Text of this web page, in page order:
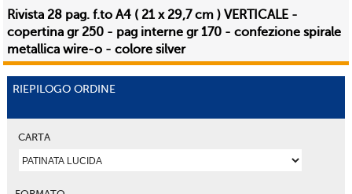
Rivista 28 pag. f.to A4 ( 21 x 29,7 cm ) VERTICALE -
copertina gr 250 - pag interne gr 170 - confezione spirale
metallica wire-o - colore silver
RIEPILOGO ORDINE
CARTA